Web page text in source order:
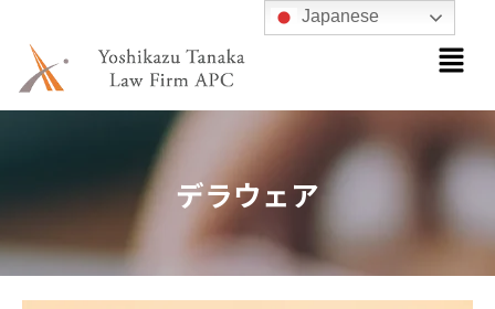
メ
ニ
ー
デラウェア
Japanese